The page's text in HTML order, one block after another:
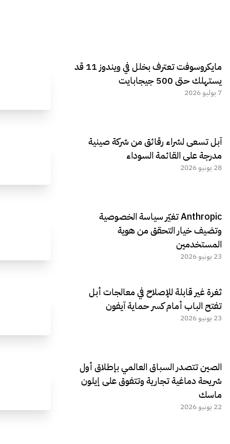
مايكروسوفت تعترف بخلل في ويندوز 11 قد
يستهلك حتى 500 جيجابايت
7 يوليو 2026
آبل تسعى لشراء رقائق من شركة صينية
مدرجة على القائمة السوداء
28 يونيو 2026
Anthropic تغيّر سياسة الخصوصية
وتضيف خيار التحقق من هوية
المستخدمين
23 يونيو 2026
ثغرة غير قابلة للإصلاح في معالجات أبل
تفتح الباب أمام كسر حماية آيفون
23 يونيو 2026
الصين تتصدر السباق العالمي بإطلاق أول
شريحة دماغية تجارية وتتفوق على إيلون
ماسك
22 يونيو 2026